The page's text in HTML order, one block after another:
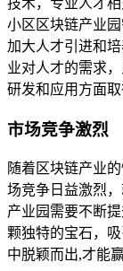
小区区块链产业
加大人才引进和
业对人才的需求
研发和应用方面取
市场竞争激烈
随着区块链产业
场竞争日益激烈
产业园需要不断
颗独特的宝石，
中脱颖而出,才能